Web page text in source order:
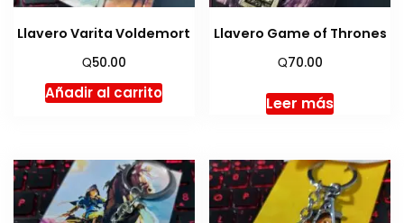
Llavero Varita Voldemort
Q50.00
Añadir al carrito
Llavero Game of Thrones
Q70.00
Leer más